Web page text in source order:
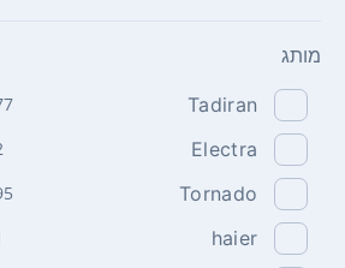
מותג
Tadiran
Electra
Tornado
haier